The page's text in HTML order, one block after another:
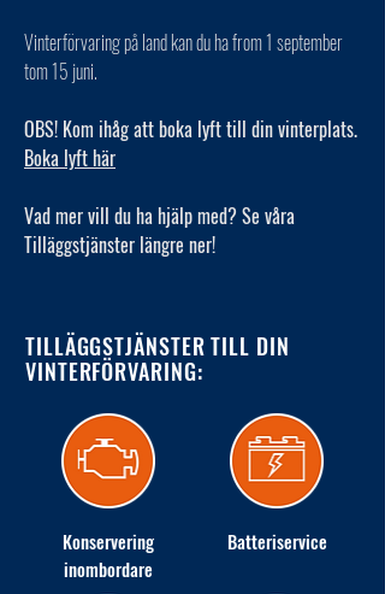
Vinterförvaring på land kan du ha from 1 september
tom 15 juni.
OBS! Kom ihåg att boka lyft till din vinterplats.
Boka lyft här
Vad mer vill du ha hjälp med? Se våra
Tilläggstjänster längre ner!
TILLÄGGSTJÄNSTER TILL DIN
VINTERFÖRVARING:
Konservering
inombordare
Batteriservice